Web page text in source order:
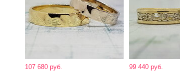
107 680 руб. 99 440 руб.